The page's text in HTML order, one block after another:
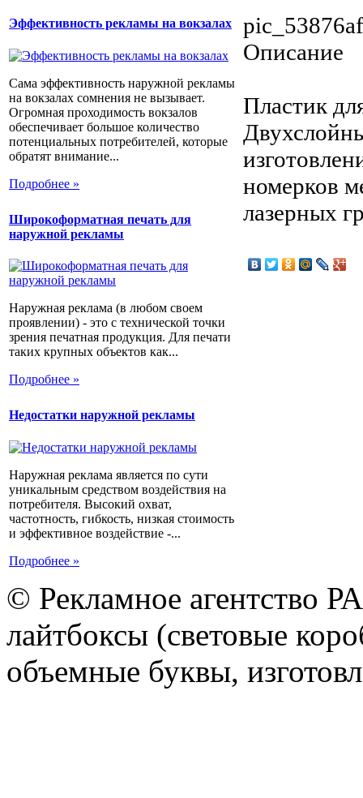
Эффективность рекламы на вокзалах
Сама эффективность наружной рекламы
на вокзалах сомнения не вызывает.
Огромная проходимость вокзалов
обеспечивает большое количество
потенциальных потребителей, которые
обратят внимание...
Подробнее »
Широкоформатная печать для
наружной рекламы
Наружная реклама (в любом своем
проявлении) - это с технической точки
зрения печатная продукция. Для печати
таких крупных объектов как...
Подробнее »
Недостатки наружной рекламы
Наружная реклама является по сути
уникальным средством воздействия на
потребителя. Высокий охват,
частотность, гибкость, низкая стоимость
и эффективное воздействие -...
Подробнее »
Описание
Пластик
номерков
лазерных
© Рекламное агентство
лайтбоксы (световые
объемные буквы,